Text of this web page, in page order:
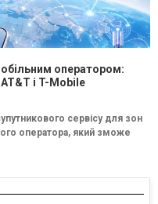
оператором:
і T-Mobile
сервісу для зон
оператора, який зможе